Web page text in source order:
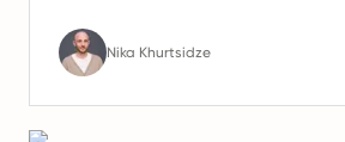
Nika Khurtsidze